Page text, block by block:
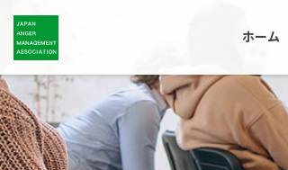
ホーム